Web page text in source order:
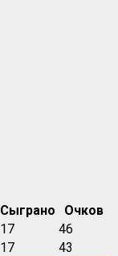
Сыграно
Очков
17
46
17
43